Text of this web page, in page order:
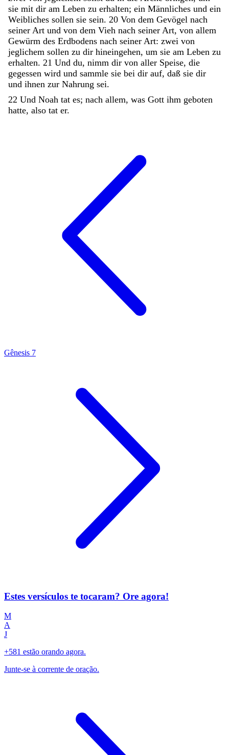
sie mit dir am Leben zu erhalten; ein Männliches und ein
Weibliches sollen sie sein. 20 Von dem Gevögel nach
seiner Art und von dem Vieh nach seiner Art, von allem
Gewürm des Erdbodens nach seiner Art: zwei von
jeglichem sollen zu dir hineingehen, um sie am Leben zu
erhalten. 21 Und du, nimm dir von aller Speise, die
gegessen wird und sammle sie bei dir auf, daß sie dir
und ihnen zur Nahrung sei.
22 Und Noah tat es; nach allem, was Gott ihm geboten
hatte, also tat er.
Gênesis 7
Estes versículos te tocaram? Ore agora!
M
A
J
+581 estão orando agora.
Junte-se à corrente de oração.